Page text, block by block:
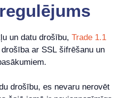
un datu drošību, Trade 1.1
ar SSL šifrēšanu un
drošību, es nevaru nerovēt